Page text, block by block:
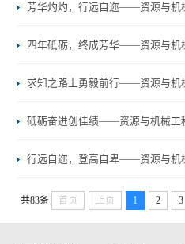
共83条 首页 上页 1 2 3